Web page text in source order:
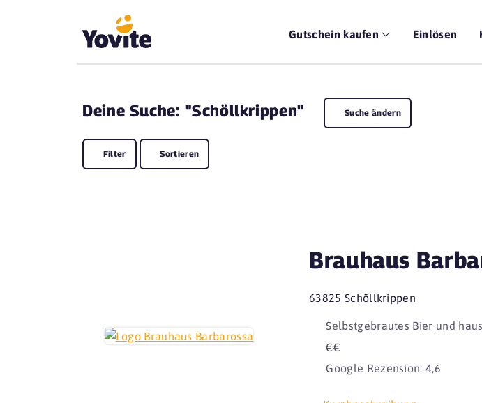
Gutschein kaufen Einlösen
Deine Suche: "Schöllkrippen" Suche ändern
Filter Sortieren
Brauhaus
63825 Schöllkrippen
Selbstgebrautes Bier und
€€
Google Rezension: 4,6